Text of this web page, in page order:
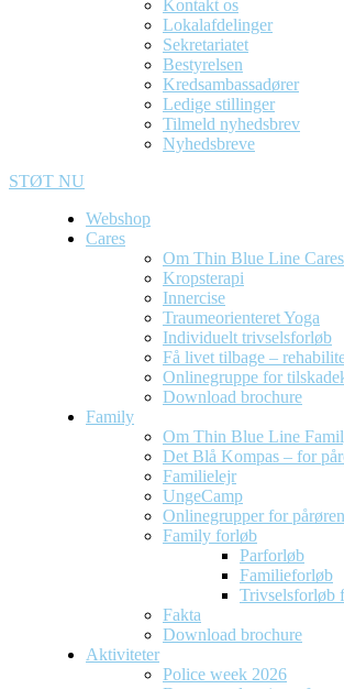
Kontakt os
Lokalafdelinger
Sekretariatet
Bestyrelsen
Kredsambassadører
Ledige stillinger
Tilmeld nyhedsbrev
Nyhedsbreve
STØT NU
Webshop
Cares
Om Thin Blue Line Cares
Kropsterapi
Innercise
Traumeorienteret Yoga
Individuelt trivselsforløb
Få livet tilbage –
Onlinegruppe for
Download brochure
Family
Om Thin Blue Line
Det Blå Kompas – for
Familielejr
UngeCamp
Onlinegrupper for
Family forløb
Parforløb
Familieforløb
Trivselsforløb
Fakta
Download brochure
Aktiviteter
Police week 2026